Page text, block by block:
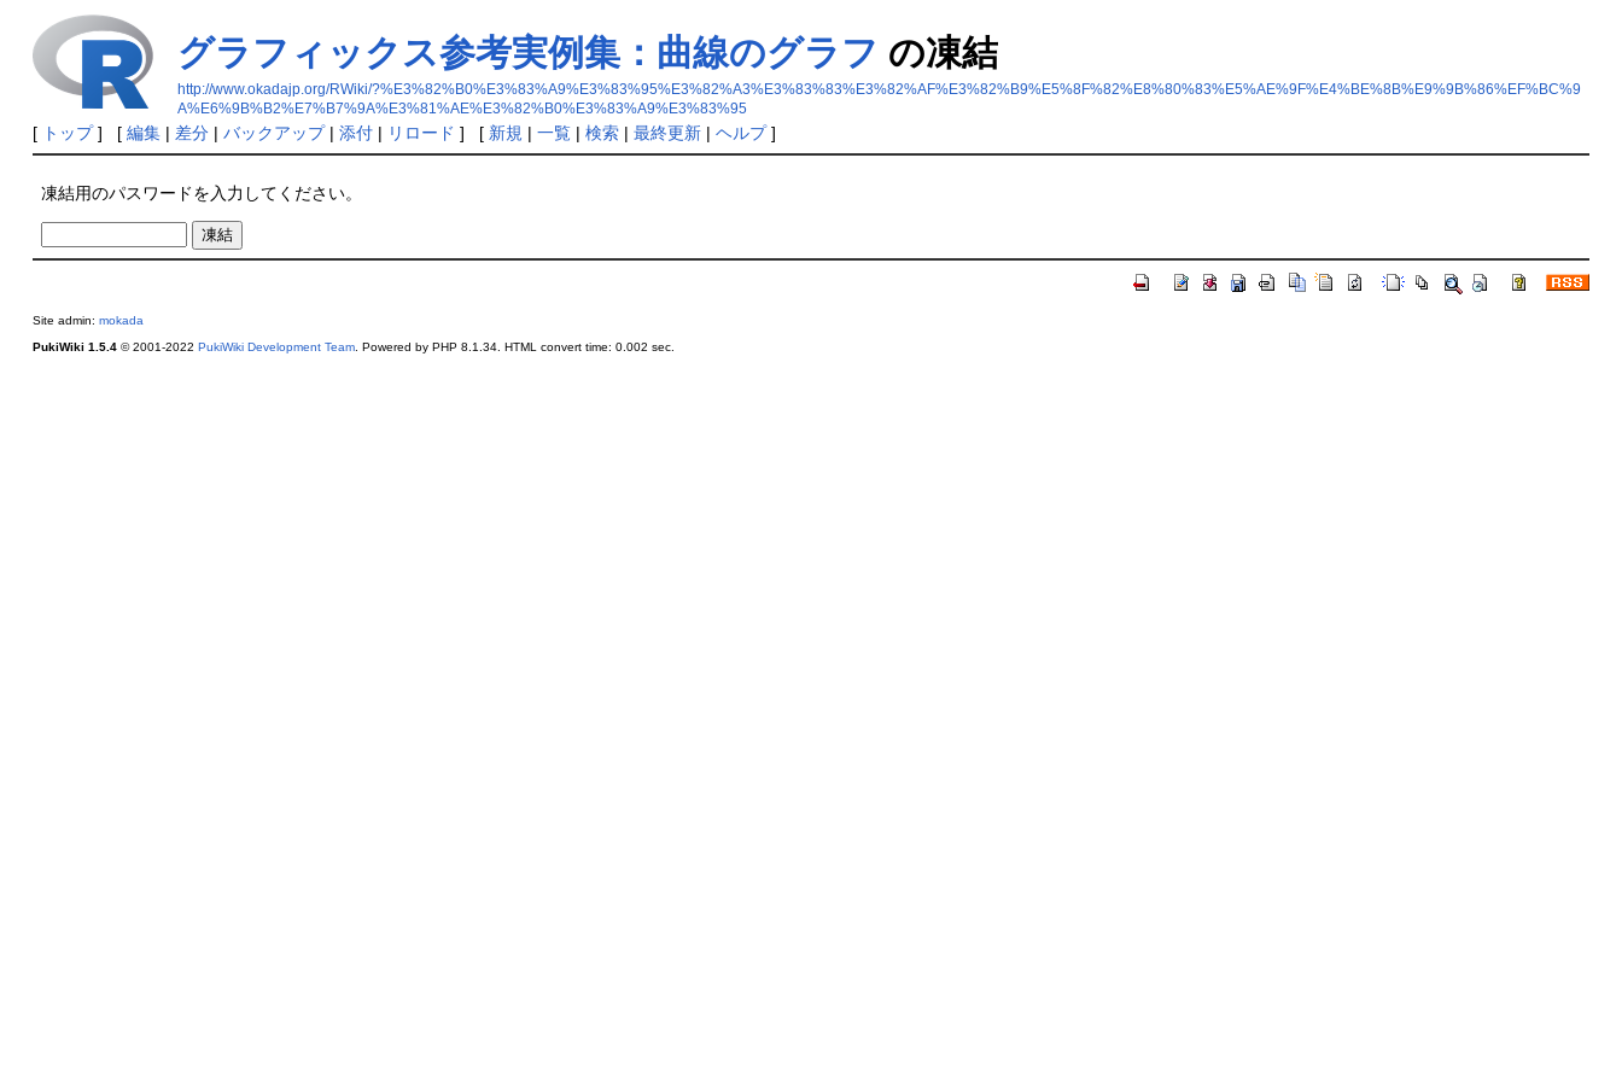
グラフィックス参考実例集：曲線のグラフ の凍結
http://www.okadajp.org/RWiki/?%E3%82%B0%E3%83%A9%E3%83%95%E3%82%A3%E3%83%83%E3%82%AF%E3%82%B9%E5%8F%82%E8%80%83%E5%AE%9F%E4%BE%8B%E9%9B%86%EF%BC%9
A%E6%9B%B2%E7%B7%9A%E3%81%AE%E3%82%B0%E3%83%A9%E3%83%95
[ トップ] [ 編集| 差分| バックアップ| 添付| リロード ] [ 新規 | 一覧| 検索| 最終更新| ヘルプ]
凍結用のパスワードを入力してください。
Site admin: mokada
PukiWiki 1.5.4© 2001-2022 PukiWiki Development Team. Powered by PHP 8.1.34. HTML convert time: 0.002 sec.